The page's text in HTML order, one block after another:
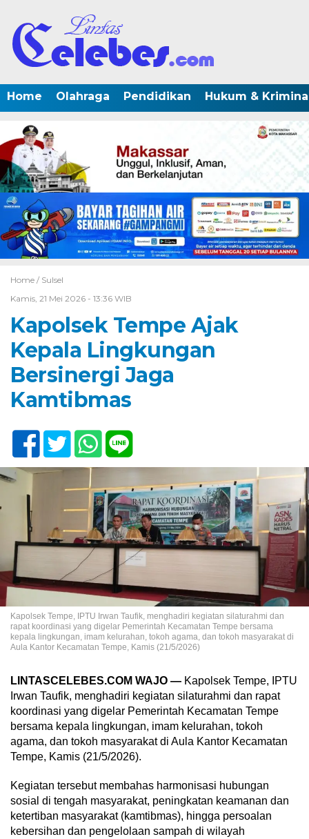
Home Olahraga Pendidikan Hukum &
Home / Sulsel
Kamis, 21 Mei 2026 - 13:36 WIB
Kapolsek Tempe Ajak
Kepala Lingkungan
Bersinergi Jaga
Kamtibmas
Kapolsek Tempe, IPTU Irwan Taufik, menghadiri kegiatan silaturahmi dan
rapat koordinasi yang digelar Pemerintah Kecamatan Tempe bersama
kepala lingkungan, imam kelurahan, tokoh agama, dan tokoh masyarakat di
Aula Kantor Kecamatan Tempe, Kamis (21/5/2026)
LINTASCELEBES.COM WAJO — Kapolsek Tempe, IPTU
Irwan Taufik, menghadiri kegiatan silaturahmi dan rapat
koordinasi yang digelar Pemerintah Kecamatan Tempe
bersama kepala lingkungan, imam kelurahan, tokoh
agama, dan tokoh masyarakat di Aula Kantor Kecamatan
Tempe, Kamis (21/5/2026).
Kegiatan tersebut membahas harmonisasi hubungan
sosial di tengah masyarakat, peningkatan keamanan dan
ketertiban masyarakat (kamtibmas), hingga persoalan
kebersihan dan pengelolaan sampah di wilayah